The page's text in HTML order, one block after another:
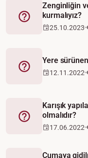
Fetva
Zenginliğin
kurmalıyız?
25.10.2023
Fetva
Yere
12.11.2022
Fetva
Karışık
olmalıdır?
17.06.2022
Cumaya